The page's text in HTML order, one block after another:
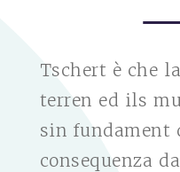
Tschert è che
terren ed ils
sin fundament
consequenza